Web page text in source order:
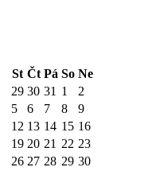
St Čt Pá So Ne
29 30 31 1
2
5 6 7 8
9
12 13 14 15 16
19 20 21 22 23
26 27 28 29 30